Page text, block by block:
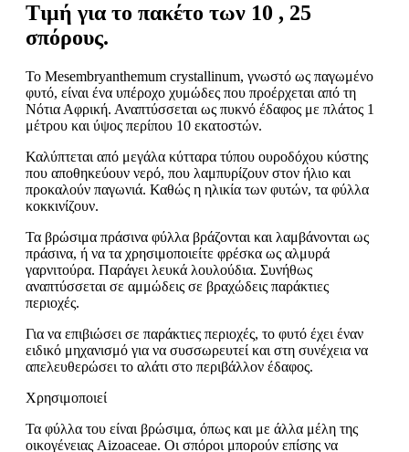
Τιμή για το πακέτο των 10 , 25
σπόρους.
Το Mesembryanthemum crystallinum, γνωστό ως παγωμένο
φυτό, είναι ένα υπέροχο χυμώδες που προέρχεται από τη
Νότια Αφρική. Αναπτύσσεται ως πυκνό έδαφος με πλάτος 1
μέτρου και ύψος περίπου 10 εκατοστών.
Καλύπτεται από μεγάλα κύτταρα τύπου ουροδόχου κύστης
που αποθηκεύουν νερό, που λαμπυρίζουν στον ήλιο και
προκαλούν παγωνιά. Καθώς η ηλικία των φυτών, τα φύλλα
κοκκινίζουν.
Τα βρώσιμα πράσινα φύλλα βράζονται και λαμβάνονται ως
πράσινα, ή να τα χρησιμοποιείτε φρέσκα ως αλμυρά
γαρνιτούρα. Παράγει λευκά λουλούδια. Συνήθως
αναπτύσσεται σε αμμώδεις σε βραχώδεις παράκτιες
περιοχές.
Για να επιβιώσει σε παράκτιες περιοχές, το φυτό έχει έναν
ειδικό μηχανισμό για να συσσωρευτεί και στη συνέχεια να
απελευθερώσει το αλάτι στο περιβάλλον έδαφος.
Χρησιμοποιεί
Τα φύλλα του είναι βρώσιμα, όπως και με άλλα μέλη της
οικογένειας Aizoaceae. Οι σπόροι μπορούν επίσης να